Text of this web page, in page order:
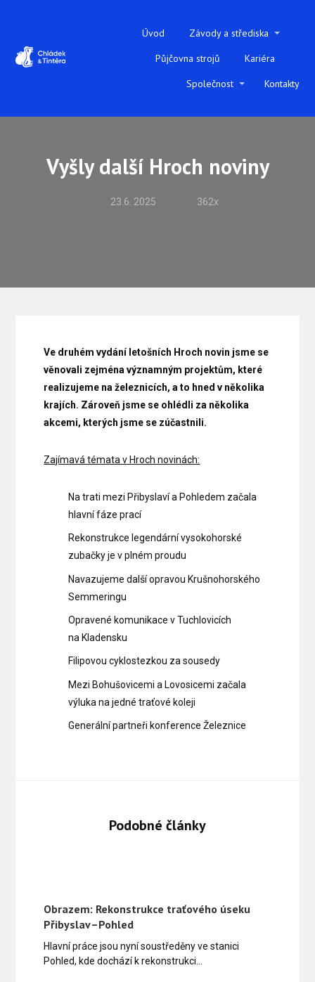
Úvod
Závody a střediska
Půjčovna strojů
Kariéra
Společnost
Kontakty
Vyšly další Hroch noviny
23.6. 2025 362x
Ve druhém vydání letošních Hroch novin jsme se
věnovali zejména významným projektům, které
realizujeme na železnicích, a to hned v několika
krajích. Zároveň jsme se ohlédli za několika
akcemi, kterých jsme se zúčastnili.
Zajímavá témata v Hroch novinách:
Na trati mezi Přibyslaví a Pohledem začala
hlavní fáze prací
Rekonstrukce legendární vysokohorské
zubačky je v plném proudu
Navazujeme další opravou Krušnohorského
Semmeringu
Opravené komunikace v Tuchlovicích
na Kladensku
Filipovou cyklostezkou za sousedy
Mezi Bohušovicemi a Lovosicemi začala
výluka na jedné traťové koleji
Generální partneři konference Železnice
Podobné články
Obrazem: Rekonstrukce traťového úseku
Přibyslav–Pohled
Hlavní práce jsou nyní soustředěny ve stanici
Pohled, kde dochází k rekonstrukci…